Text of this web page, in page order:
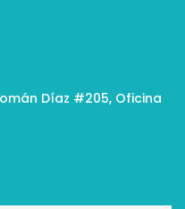
Díaz #205, Oficina